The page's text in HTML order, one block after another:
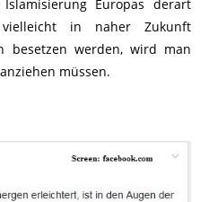
Europas derart
in naher Zukunft
besetzen werden, wird man
müssen.